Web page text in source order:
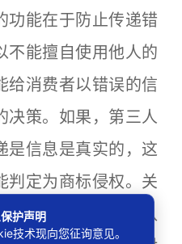
功能在于防止传递错
不能擅自使用他人的
给消费者以错误的信
决策。如果，第三人
是信息是真实的，这
判定为商标侵权。关
关系，有的学者认
护声明
技术现向您征询意见。